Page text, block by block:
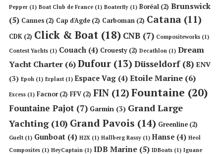
Pepper (1) Boat Club de France (1) Boaterfly (1) Boréal (2) Brunswick
(5) Cannes (2) Cap d'Agde (2) Carboman (2) Catana (11)
CDK (2) Click & Boat (18) CNB (7) Compositeworks (1)
Contest Yachts (1) Couach (4) Crouesty (2) Decathlon (1) Dream
Yacht Charter (6)Dufour (13) Düsseldorf(8) ENV
(3) Epoh (1) Erplast (1) Espace Vag (4) Etoile Marine (6)
Excess (1) Facnor(2) FFV (2) FIN (12) Fountaine (20)
Fountaine Pajot (7) Garmin (3) Grand Large
Yachting(10) Grand Pavois (14) Greenline (2)
Guelt (1) Gunboat (4) H2X (1) Hallberg Rassy (1) Hanse (4) Heol
Composites (1) HeyCaptain (1) IDB Marine (5) IDBoats (1) Iguane